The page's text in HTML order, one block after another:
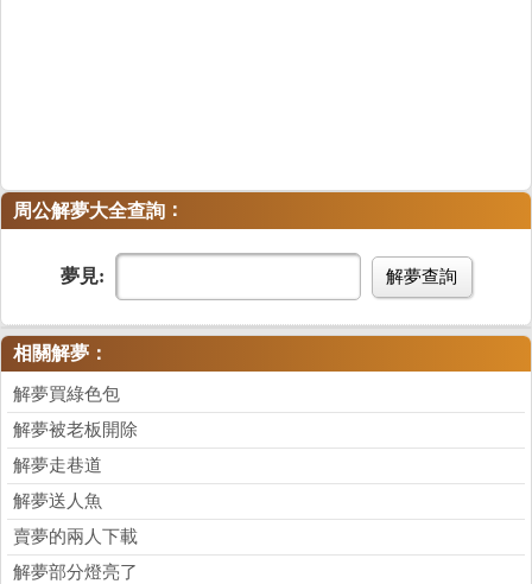
周公解夢大全查詢 ：
夢見: 解夢查詢
相關解夢：
解夢買綠色包
解夢被老板開除
解夢走巷道
解夢送人魚
賣夢的兩人下載
解夢部分燈亮了